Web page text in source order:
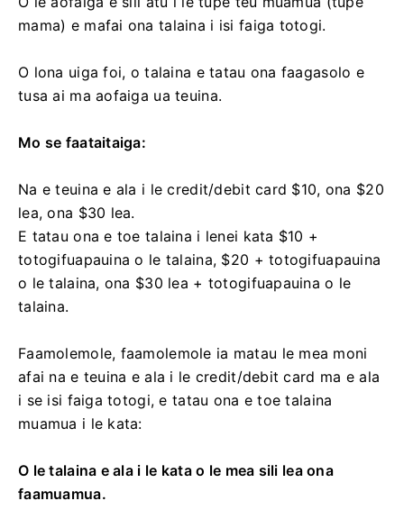
mama) e mafai ona talaina i isi faiga totogi.
O lona uiga foi, o talaina e tatau ona faagasolo e
tusa ai ma aofaiga ua teuina.
Mo se faataitaiga:
Na e teuina e ala i le credit/debit card $10, ona $20
lea, ona $30 lea.
E tatau ona e toe talaina i lenei kata $10 +
totogifuapauina o le talaina, $20 + totogifuapauina
o le talaina, ona $30 lea + totogifuapauina o le
talaina.
Faamolemole, faamolemole ia matau le mea moni
afai na e teuina e ala i le credit/debit card ma e ala
i se isi faiga totogi, e tatau ona e toe talaina
muamua i le kata:
O le talaina e ala i le kata o le mea sili lea ona
faamuamua.